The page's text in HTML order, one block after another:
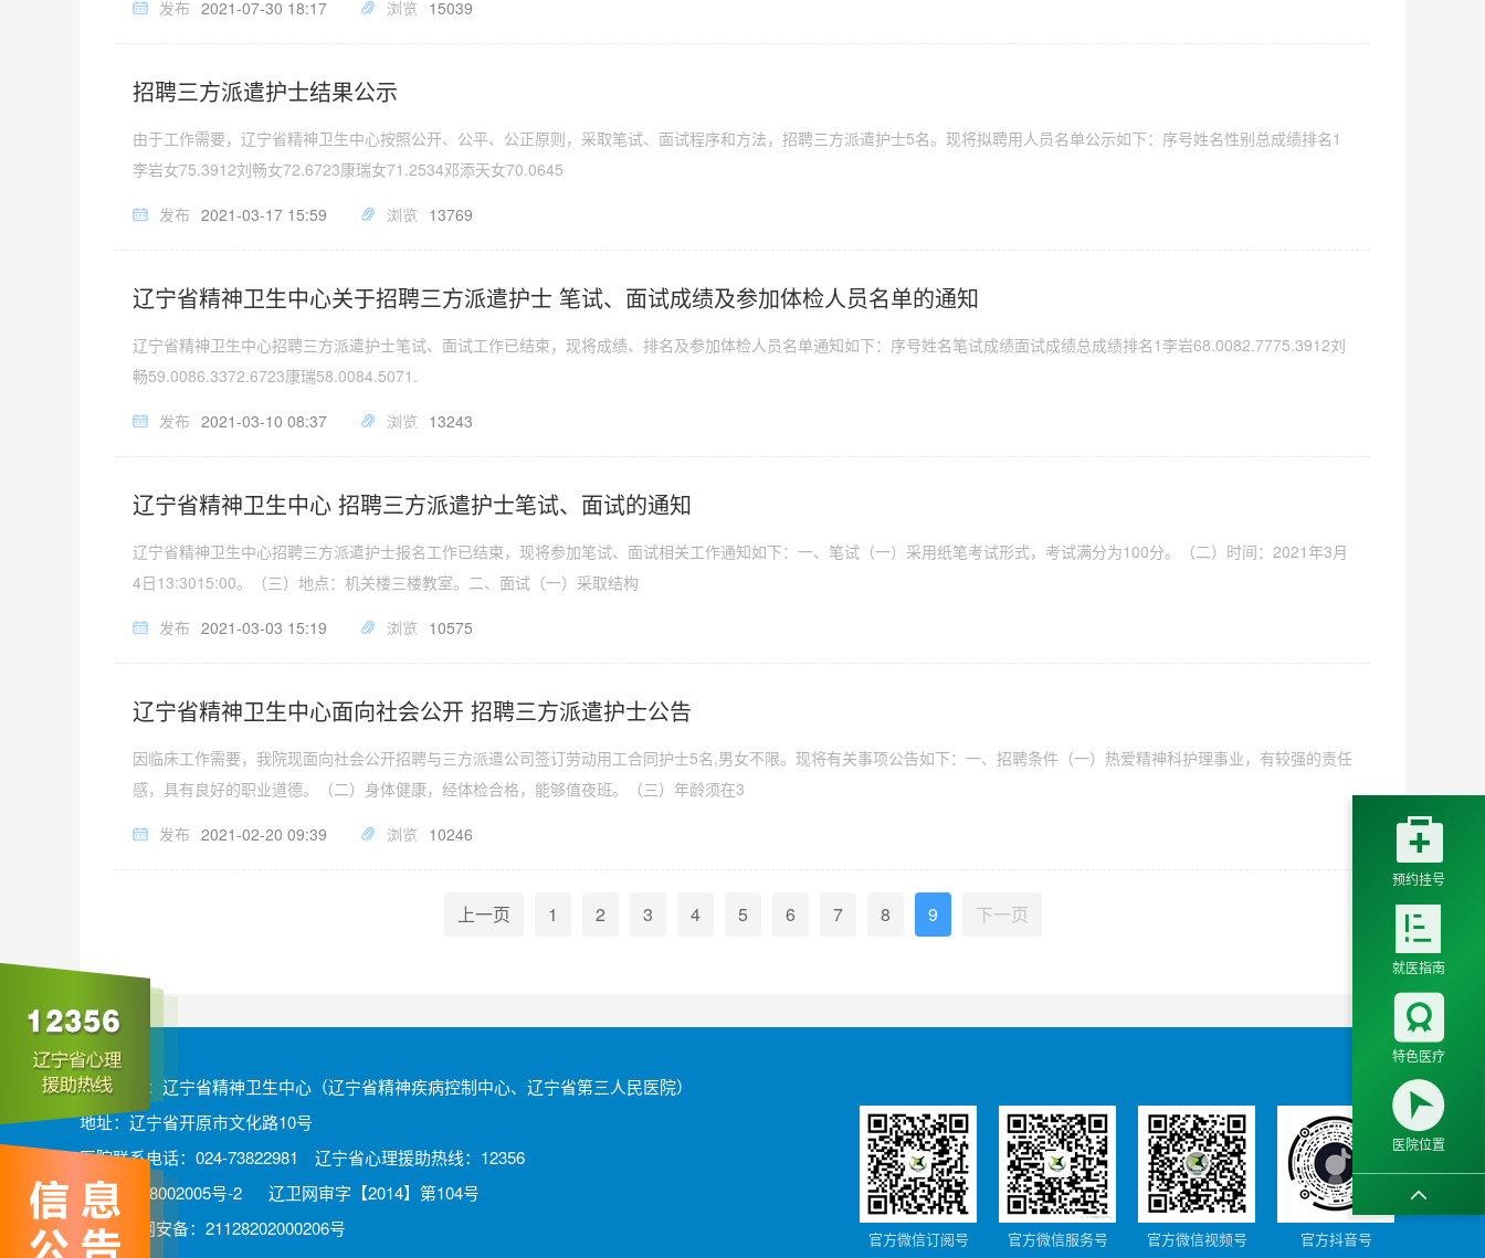
发布 2021-07-30 18:17 浏览 15039
招聘三方派遣护士结果公示
由于工作需要，辽宁省精神卫生中心按照公开、公平、公正原则，采取笔试、面试程序和方法，招聘三方派遣护士5名。现将拟聘用人员名单公示如下：序号姓名性别总成绩排名1
李岩女75.3912刘畅女72.6723康瑞女71.2534邓添天女70.0645
发布 2021-03-17 15:59 浏览 13769
辽宁省精神卫生中心关于招聘三方派遣护士 笔试、面试成绩及参加体检人员名单的通知
辽宁省精神卫生中心招聘三方派遣护士笔试、面试工作已结束，现将成绩、排名及参加体检人员名单通知如下：序号姓名笔试成绩面试成绩总成绩排名1李岩68.0082.7775.3912刘
畅59.0086.3372.6723康瑞58.0084.5071.
发布 2021-03-10 08:37 浏览 13243
辽宁省精神卫生中心 招聘三方派遣护士笔试、面试的通知
辽宁省精神卫生中心招聘三方派遣护士报名工作已结束，现将参加笔试、面试相关工作通知如下：一、笔试（一）采用纸笔考试形式，考试满分为100分。（二）时间：2021年3月
4日13:3015:00。（三）地点：机关楼三楼教室。二、面试（一）采取结构
发布 2021-03-03 15:19 浏览 10575
辽宁省精神卫生中心面向社会公开 招聘三方派遣护士公告
因临床工作需要，我院现面向社会公开招聘与三方派遣公司签订劳动用工合同护士5名,男女不限。现将有关事项公告如下：一、招聘条件（一）热爱精神科护理事业，有较强的责任
感，具有良好的职业道德。（二）身体健康，经体检合格，能够值夜班。（三）年龄须在3
发布 2021-02-20 09:39 浏览 10246
上一页 1 2 3 4 5 6 7 8 9 下一页
版权所有：辽宁省精神卫生中心（辽宁省精神疾病控制中心、辽宁省第三人民医院）
地址：辽宁省开原市文化路10号
医院联系电话：024-73822981 辽宁省心理援助热线：12356
辽ICP备08002005号-2
辽卫网审字【2014】第104号
辽公网安备：21128202000206号
官方微信订阅号 官方微信服务号 官方微信视频号 官方抖音号

预约挂号

就医指南

特色医疗

医院位置
